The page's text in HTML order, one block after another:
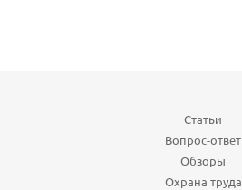
Статьи
Вопрос-ответ
Обзоры
Охрана труда